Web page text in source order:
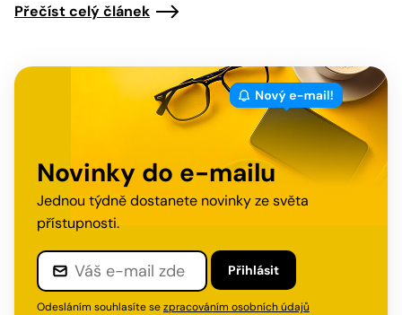
Přečíst celý článek
Novinky do e-mailu
Jednou týdně dostanete novinky ze světa
přístupnosti.
Přihlásit
Odesláním souhlasíte sezpracováním osobních údajů